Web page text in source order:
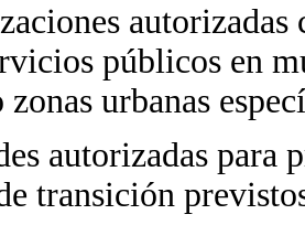
públicos en
zonas urbanas
autorizadas para
transición